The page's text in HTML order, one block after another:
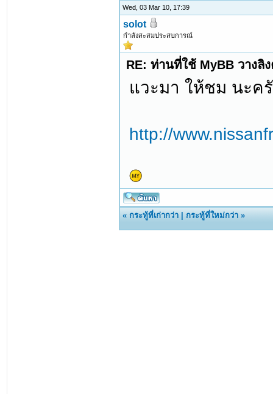
Wed, 03 Mar 10, 17:39
solot
กำลังสะสมประสบการณ์
RE: ท่านที่ใช้ MyBB วางลิ
แวะมา ให้ชม นะค
http://
«กระทู้ที่เก่ากว่า |กระทู้ที่ใหม่กว่า »